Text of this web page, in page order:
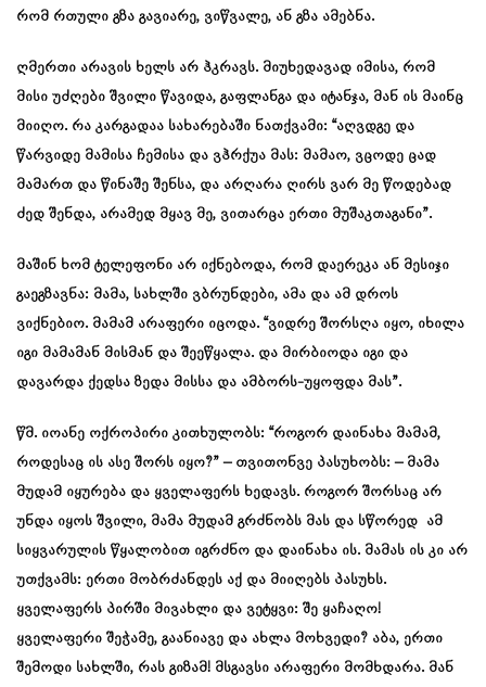
რომ რთული გზა გავიარე, ვიწვალე, ან გზა ამებნა.
ღმერთი არავის ხელს არ ჰკრავს. მიუხედავად იმისა, რომ
მისი უძღები შვილი წავიდა, გაფლანგა და იტანჯა, მან ის მაინც
მიიღო. რა კარგადაა სახარებაში ნათქვამი: “აღვდგე და
წარვიდე მამისა ჩემისა და ვჰრქუა მას: მამაო, ვცოდე ცად
მამართ და წინაშე შენსა, და არღარა ღირს ვარ მე წოდებად
ძედ შენდა, არამედ მყავ მე, ვითარცა ერთი მუშაკთაგანი”.
მაშინ ხომ ტელეფონი არ იქნებოდა, რომ დაერეკა ან მესიჯი
გაეგზავნა: მამა, სახლში ვბრუნდები, ამა და ამ დროს
ვიქნებიო. მამამ არაფერი იცოდა. “ვიდრე შორსღა იყო, იხილა
იგი მამამან მისმან და შეეწყალა. და მირბიოდა იგი და
დავარდა ქედსა ზედა მისსა და ამბორს-უყოფდა მას”.
წმ. იოანე ოქროპირი კითხულობს: “როგორ დაინახა მამამ,
როდესაც ის ასე შორს იყო?” – თვითონვე პასუხობს: – მამა
მუდამ იყურება და ყველაფერს ხედავს. როგორ შორსაც არ
უნდა იყოს შვილი, მამა მუდამ გრძნობს მას და სწორედ ამ
სიყვარულის წყალობით იგრძნო და დაინახა ის. მამას ის კი არ
უთქვამს: ერთი მობრძანდეს აქ და მიიღებს პასუხს.
ყველაფერს პირში მივახლი და ვეტყვი: შე ყაჩაღო!
ყველაფერი შეჭამე, გაანიავე და ახლა მოხვედი? აბა, ერთი
შემოდი სახლში, რას გიზამ! მსგავსი არაფერი მომხდარა. მან